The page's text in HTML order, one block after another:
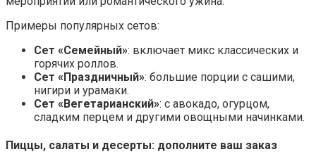
Примеры популярных сетов:
Сет «Семейный»: включает микс классических и
горячих роллов.
Сет «Праздничный»: большие порции с сашими,
нигири и урамаки.
Сет «Вегетарианский»: с авокадо, огурцом,
сладким перцем и другими овощными начинками.
Пиццы, салаты и десерты: дополните ваш заказ